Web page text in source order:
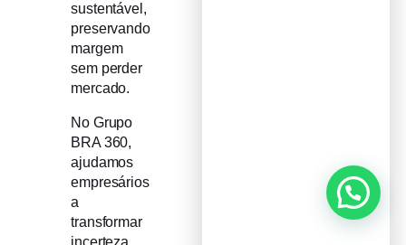
sustentável,
preservando
margem
sem perder
mercado.
No Grupo
BRA 360,
ajudamos
empresários
a
transformar